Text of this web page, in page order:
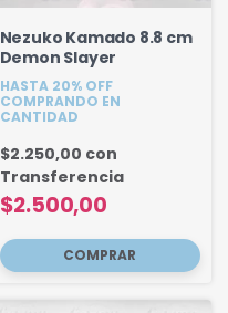
Nezuko Kamado 8.8 cm
Demon Slayer
HASTA 20% OFF
COMPRANDO EN
CANTIDAD
$2.500,00
$2.250,00 con
Transferencia